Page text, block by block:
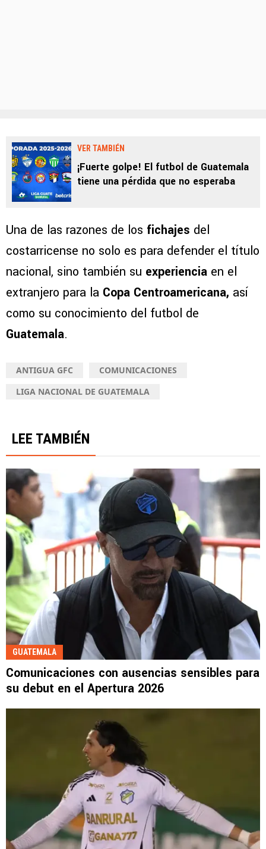
VER TAMBIÉN
¡Fuerte golpe! El futbol de Guatemala
tiene una pérdida que no esperaba
Una de las razones de los fichajes del
costarricense no solo es para defender el título
nacional, sino también su experiencia en el
extranjero para la Copa Centroamericana, así
como su conocimiento del futbol de
Guatemala.
ANTIGUA GFC
COMUNICACIONES
LIGA NACIONAL DE GUATEMALA
LEE TAMBIÉN
GUATEMALA
Comunicaciones con ausencias sensibles para
su debut en el Apertura 2026